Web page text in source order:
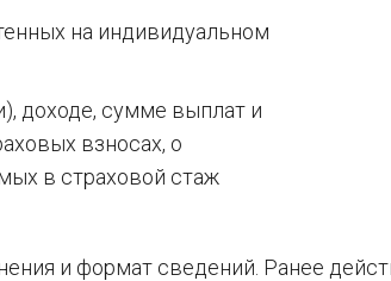
на индивидуальном
доходе, сумме выплат и
взносах, о
в страховой стаж
и формат сведений. Ранее